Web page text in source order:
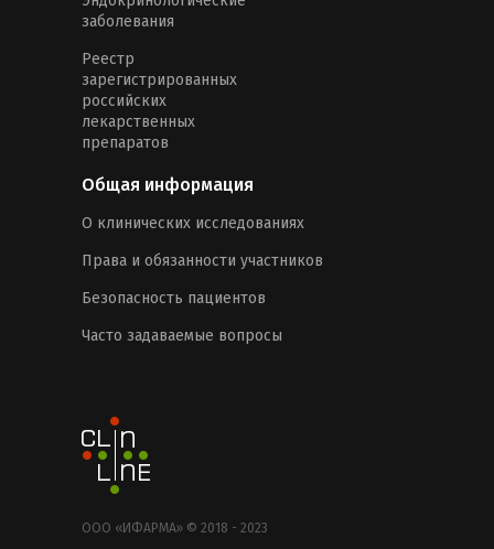
заболевания
Реестр
зарегистрированных
российских
лекарственных
препаратов
Общая информация
О клинических исследованиях
Права и обязанности участников
Безопасность пациентов
Часто задаваемые вопросы
ООО «ИФАРМА» © 2018 - 2023